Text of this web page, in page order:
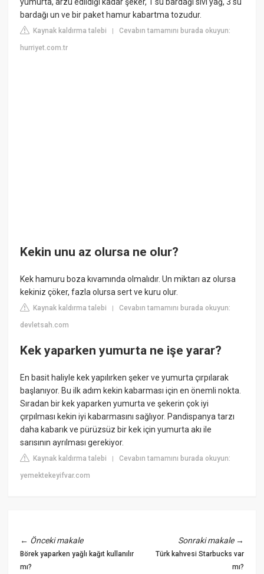
yumurta, arzu edildiği kadar şeker, 1 su bardağı sıvı yağ, 3 su
bardağı un ve bir paket hamur kabartma tozudur.
Kaynak kaldırma talebi |Cevabın tamamını burada okuyun:
hurriyet.com.tr
Kekin unu az olursa ne olur?
Kek hamuru boza kıvamında olmalıdır. Un miktarı az olursa
kekiniz çöker, fazla olursa sert ve kuru olur.
Kaynak kaldırma talebi |Cevabın tamamını burada okuyun:
devletsah.com
Kek yaparken yumurta ne işe yarar?
En basit haliyle kek yapılırken şeker ve yumurta çırpılarak
başlanıyor. Bu ilk adım kekin kabarması için en önemli nokta.
Sıradan bir kek yaparken yumurta ve şekerin çok iyi
çırpılması kekin iyi kabarmasını sağlıyor. Pandispanya tarzı
daha kabarık ve pürüzsüz bir kek için yumurta akı ile
sarısının ayrılması gerekiyor.
Kaynak kaldırma talebi |Cevabın tamamını burada okuyun:
yemektekeyifvar.com
← Önceki makale
Börek yaparken yağlı kağıt kullanılır
mı?
Sonraki makale→
Türk kahvesi Starbucks var
mı?